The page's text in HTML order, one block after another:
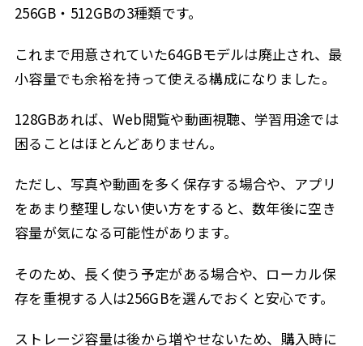
256GB・512GBの3種類です。
これまで用意されていた64GBモデルは廃止され、最
小容量でも余裕を持って使える構成になりました。
128GBあれば、Web閲覧や動画視聴、学習用途では
困ることはほとんどありません。
ただし、写真や動画を多く保存する場合や、アプリ
をあまり整理しない使い方をすると、数年後に空き
容量が気になる可能性があります。
そのため、長く使う予定がある場合や、ローカル保
存を重視する人は256GBを選んでおくと安心です。
ストレージ容量は後から増やせないため、購入時に